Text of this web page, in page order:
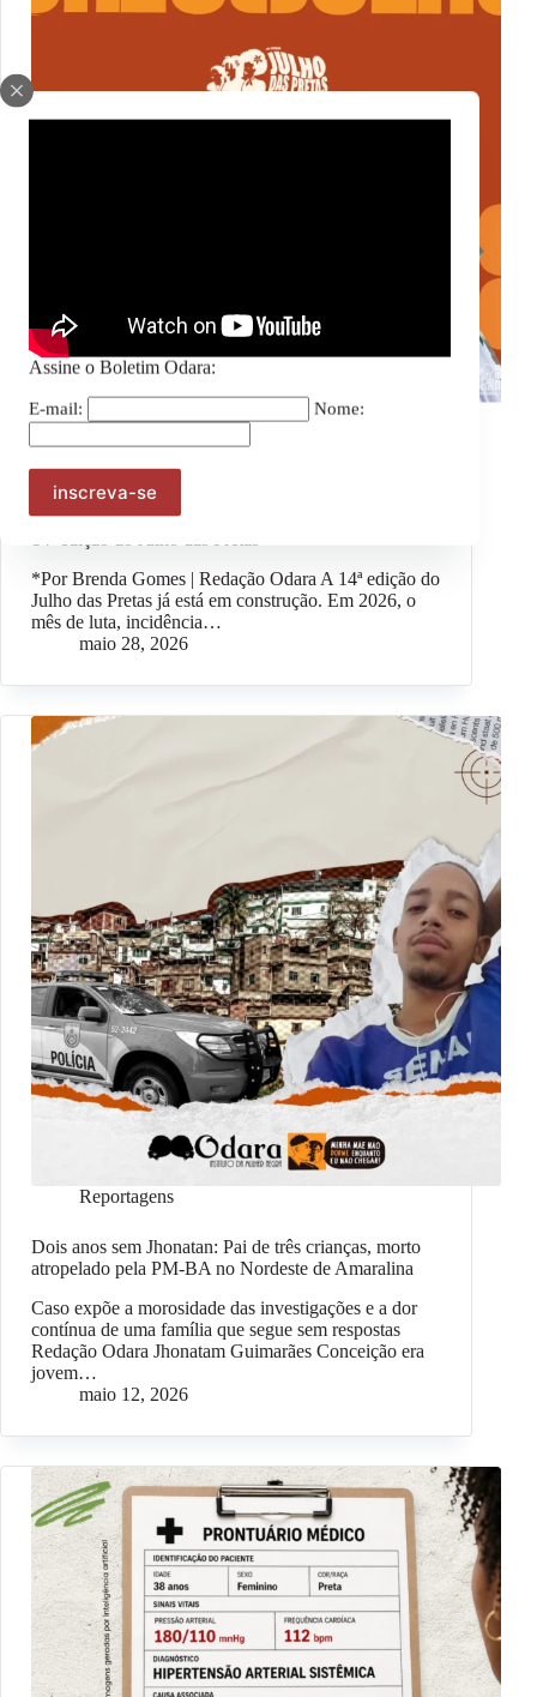
Assine o Boletim Odara:
E-mail: Nome:
Julho das Pretas
Estão abertas as inscrições para a Agenda Coletiva da
14ª edição do Julho das Pretas
*Por Brenda Gomes | Redação Odara A 14ª edição do
Julho das Pretas já está em construção. Em 2026, o
mês de luta, incidência…
maio 28, 2026
Reportagens
Dois anos sem Jhonatan: Pai de três crianças, morto
atropelado pela PM-BA no Nordeste de Amaralina
Caso expõe a morosidade das investigações e a dor
contínua de uma família que segue sem respostas
Redação Odara Jhonatam Guimarães Conceição era
jovem…
maio 12, 2026